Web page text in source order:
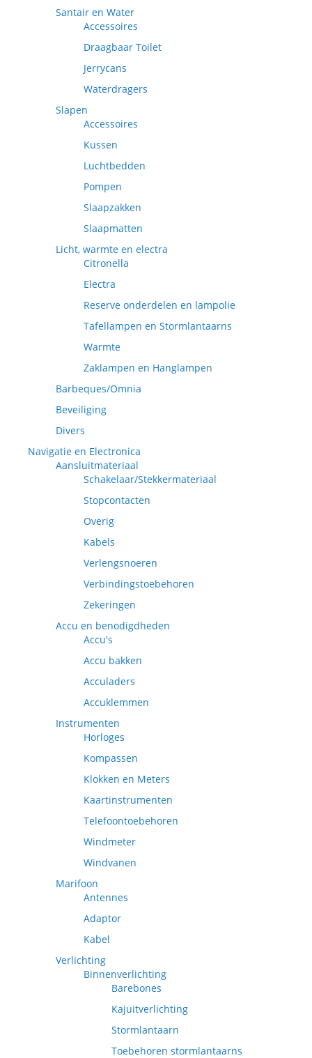
Santair en Water
Accessoires
Draagbaar Toilet
Jerrycans
Waterdragers
Slapen
Accessoires
Kussen
Luchtbedden
Pompen
Slaapzakken
Slaapmatten
Licht, warmte en electra
Citronella
Electra
Reserve onderdelen en lampolie
Tafellampen en Stormlantaarns
Warmte
Zaklampen en Hanglampen
Barbeques/Omnia
Beveiliging
Divers
Navigatie en Electronica
Aansluitmateriaal
Schakelaar/Stekkermateriaal
Stopcontacten
Overig
Kabels
Verlengsnoeren
Verbindingstoebehoren
Zekeringen
Accu en benodigdheden
Accu's
Accu bakken
Acculaders
Accuklemmen
Instrumenten
Horloges
Kompassen
Klokken en Meters
Kaartinstrumenten
Telefoontoebehoren
Windmeter
Windvanen
Marifoon
Antennes
Adaptor
Kabel
Verlichting
Binnenverlichting
Barebones
Kajuitverlichting
Stormlantaarn
Toebehoren stormlantaarns